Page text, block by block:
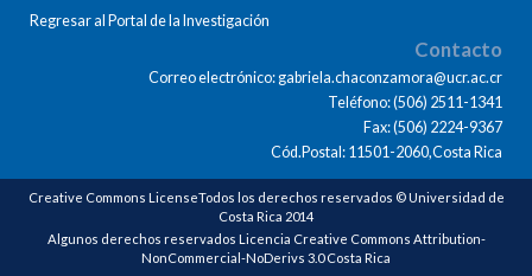
Regresar al Portal de la Investigación
Contacto
Correo electrónico: gabriela.chaconzamora@ucr.ac.cr
Teléfono: (506) 2511-1341
Fax: (506) 2224-9367
Cód.Postal: 11501-2060,Costa Rica
Creative Commons LicenseTodos los derechos reservados © Universidad de
Costa Rica 2014
Algunos derechos reservados Licencia Creative Commons Attribution-
NonCommercial-NoDerivs 3.0 Costa Rica